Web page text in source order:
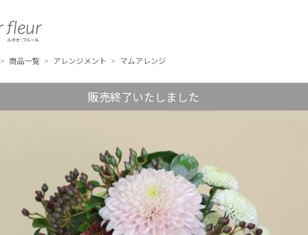
> 商品一覧 > アレンジメント > マムアレンジ
販売終了いたしました